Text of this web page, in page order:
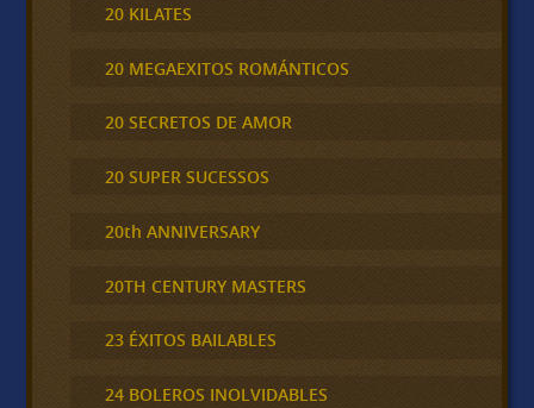
20 KILATES
20 MEGAEXITOS ROMÁNTICOS
20 SECRETOS DE AMOR
20 SUPER SUCESSOS
20th ANNIVERSARY
20TH CENTURY MASTERS
23 ÉXITOS BAILABLES
24 BOLEROS INOLVIDABLES